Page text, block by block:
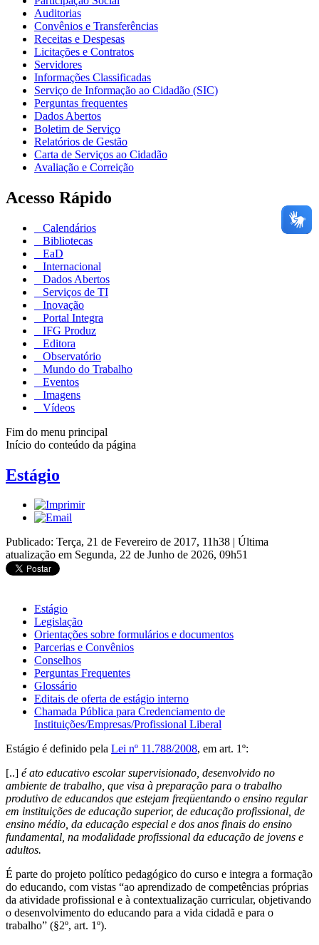
Auditorias
Convênios e Transferências
Receitas e Despesas
Licitações e Contratos
Servidores
Informações Classificadas
Serviço de Informação ao Cidadão (SIC)
Perguntas frequentes
Dados Abertos
Boletim de Serviço
Relatórios de Gestão
Carta de Serviços ao Cidadão
Avaliação e Correição
Acesso Rápido
Calendários
Bibliotecas
EaD
Internacional
Dados Abertos
Serviços de TI
Inovação
Portal Integra
IFG Produz
Editora
Observatório
Mundo do Trabalho
Eventos
Imagens
Vídeos
Fim do menu principal
Início do conteúdo da página
Estágio
Publicado: Terça, 21 de Fevereiro de 2017, 11h38 | Última
atualização em Segunda, 22 de Junho de 2026, 09h51
Estágio
Legislação
Orientações sobre formulários e documentos
Parcerias e Convênios
Conselhos
Perguntas Frequentes
Glossário
Editais de oferta de estágio interno
Chamada Pública para Credenciamento de
Instituições/Empresas/Profissional Liberal
Estágio é definido pela Lei nº 11.788/2008, em art. 1º:
[..] é ato educativo escolar supervisionado, desenvolvido no
ambiente de trabalho, que visa à preparação para o trabalho
produtivo de educandos que estejam freqüentando o ensino regular
em instituições de educação superior, de educação profissional, de
ensino médio, da educação especial e dos anos finais do ensino
fundamental, na modalidade profissional da educação de jovens e
adultos.
É parte do projeto político pedagógico do curso e integra a formação
do educando, com vistas “ao aprendizado de competências próprias
da atividade profissional e à contextualização curricular, objetivando
o desenvolvimento do educando para a vida cidadã e para o
trabalho” (§2º, art. 1º).